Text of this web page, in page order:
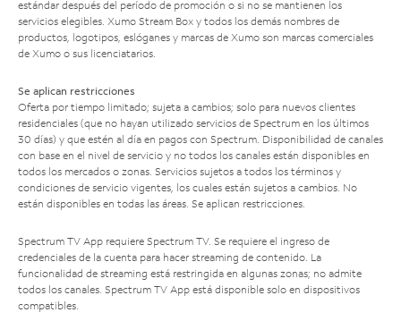
estándar después del período de promoción o si no se mantienen los
servicios elegibles. Xumo Stream Box y todos los demás nombres de
productos, logotipos, eslóganes y marcas de Xumo son marcas comerciales
de Xumo o sus licenciatarios.
Se aplican restricciones
Oferta por tiempo limitado; sujeta a cambios; solo para nuevos clientes
residenciales (que no hayan utilizado servicios de Spectrum en los últimos
30 días) y que estén al día en pagos con Spectrum. Disponibilidad de canales
con base en el nivel de servicio y no todos los canales están disponibles en
todos los mercados o zonas. Servicios sujetos a todos los términos y
condiciones de servicio vigentes, los cuales están sujetos a cambios. No
están disponibles en todas las áreas. Se aplican restricciones.
Spectrum TV App requiere Spectrum TV. Se requiere el ingreso de
credenciales de la cuenta para hacer streaming de contenido. La
funcionalidad de streaming está restringida en algunas zonas; no admite
todos los canales. Spectrum TV App está disponible solo en dispositivos
compatibles.